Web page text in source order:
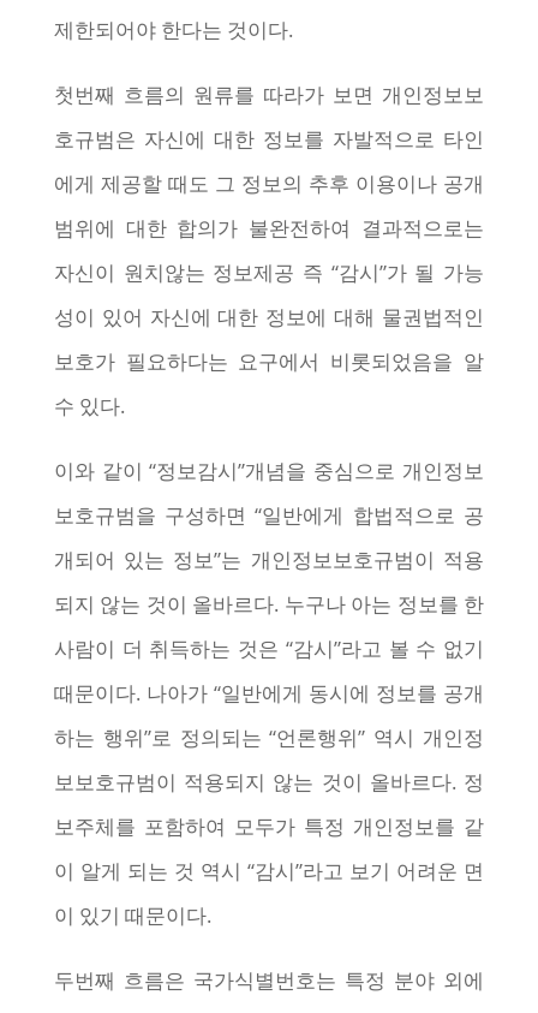
제한되어야 한다는 것이다.
첫번째 흐름의 원류를 따라가 보면 개인정보보
호규범은 자신에 대한 정보를 자발적으로 타인
에게 제공할 때도 그 정보의 추후 이용이나 공개
범위에 대한 합의가 불완전하여 결과적으로는
자신이 원치않는 정보제공 즉 “감시”가 될 가능
성이 있어 자신에 대한 정보에 대해 물권법적인
보호가 필요하다는 요구에서 비롯되었음을 알
수 있다.
이와 같이 “정보감시”개념을 중심으로 개인정보
보호규범을 구성하면 “일반에게 합법적으로 공
개되어 있는 정보”는 개인정보보호규범이 적용
되지 않는 것이 올바르다. 누구나 아는 정보를 한
사람이 더 취득하는 것은 “감시”라고 볼 수 없기
때문이다. 나아가 “일반에게 동시에 정보를 공개
하는 행위”로 정의되는 “언론행위” 역시 개인정
보보호규범이 적용되지 않는 것이 올바르다. 정
보주체를 포함하여 모두가 특정 개인정보를 같
이 알게 되는 것 역시 “감시”라고 보기 어려운 면
이 있기 때문이다.
두번째 흐름은 국가식별번호는 특정 분야 외에